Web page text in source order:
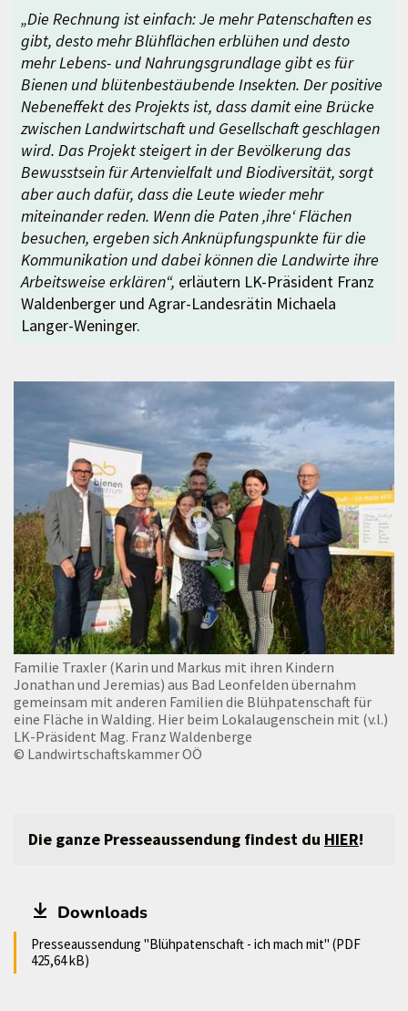
„Die Rechnung ist einfach: Je mehr Patenschaften es
gibt, desto mehr Blühflächen erblühen und desto
mehr Lebens- und Nahrungsgrundlage gibt es für
Bienen und blütenbestäubende Insekten. Der positive
Nebeneffekt des Projekts ist, dass damit eine Brücke
zwischen Landwirtschaft und Gesellschaft geschlagen
wird. Das Projekt steigert in der Bevölkerung das
Bewusstsein für Artenvielfalt und Biodiversität, sorgt
aber auch dafür, dass die Leute wieder mehr
miteinander reden. Wenn die Paten ,ihre‘ Flächen
besuchen, ergeben sich Anknüpfungspunkte für die
Kommunikation und dabei können die Landwirte ihre
Arbeitsweise erklären“, erläutern LK-Präsident Franz
Waldenberger und Agrar-Landesrätin Michaela
Langer-Weninger.
Familie Traxler (Karin und Markus mit ihren Kindern
Jonathan und Jeremias) aus Bad Leonfelden übernahm
gemeinsam mit anderen Familien die Blühpatenschaft für
eine Fläche in Walding. Hier beim Lokalaugenschein mit (v.l.)
LK-Präsident Mag. Franz Waldenberge
© Landwirtschaftskammer OÖ
Die ganze Presseaussendung findest du HIER!
Downloads
Presseaussendung "Blühpatenschaft - ich mach mit" (PDF
425,64 kB)